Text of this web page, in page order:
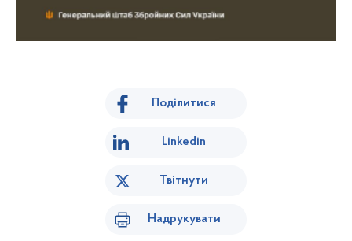
Поділитися
Linkedin
Твітнути
Надрукувати